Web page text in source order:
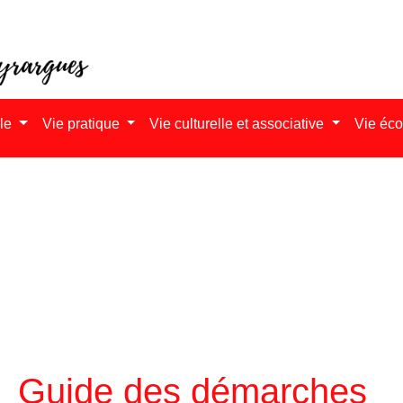
Vie pratique Vie culturelle et associative Vie
Guide des démarches